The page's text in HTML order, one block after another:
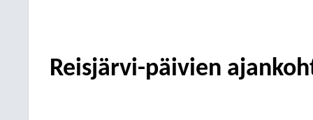
Reisjärvi-päivien